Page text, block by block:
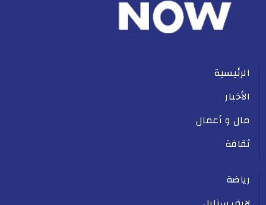
الرئيسية
الأخبار
مال و أعمال
ثقافة
رياضة